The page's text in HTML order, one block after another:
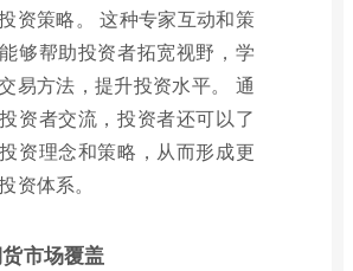
资策略。 这种专家互动和策
够帮助投资者拓宽视野，学
易方法，提升投资水平。 通
资者交流，投资者还可以了
资理念和策略，从而形成更
资体系。
市场覆盖